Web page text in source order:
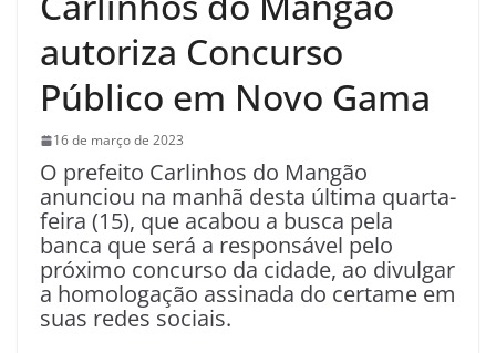
autoriza Concurso
Público em Novo Gama
16 de março de 2023
O prefeito Carlinhos do Mangão
anunciou na manhã desta última quarta-
feira (15), que acabou a busca pela
banca que será a responsável pelo
próximo concurso da cidade, ao divulgar
a homologação assinada do certame em
suas redes sociais.